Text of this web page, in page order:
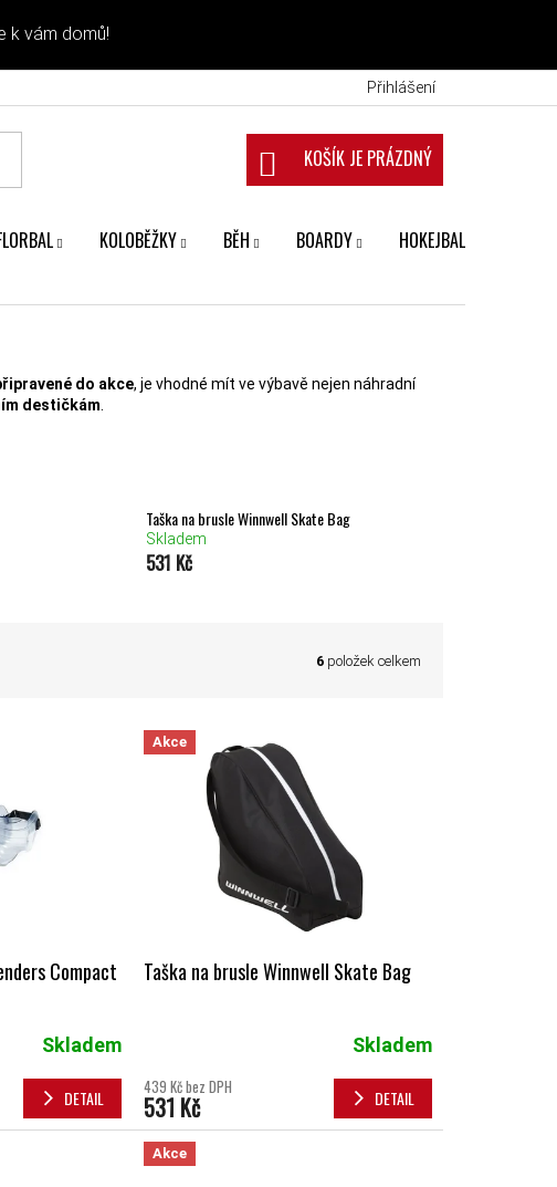
k vám domů!
Přihlášení
NÁKUPNÍ KOŠÍK
KOLOBĚŽKY BĚH BOARDY HOKEJBAL
do akce, je vhodné mít ve výbavě nejen náhradní
destičkám.
Taška na brusle Winnwell Skate Bag
Skladem
531 Kč
6 položek celkem
Compact
Skladem
DETAIL
Akce
Taška na brusle Winnwell Skate Bag
Skladem
439 Kč bez DPH
531 Kč DETAIL
Akce